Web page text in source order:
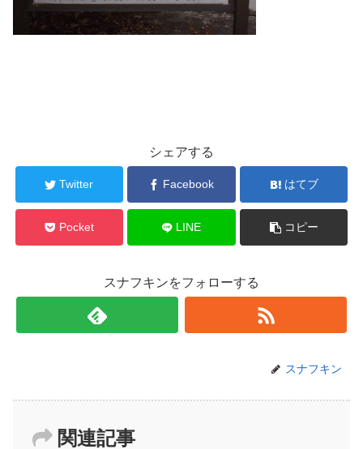
シェアする
Twitter Facebook はてブ
Pocket LINE コピー
スナフキンをフォローする
スナフキン
関連記事